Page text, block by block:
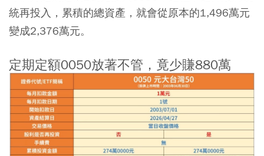
統再投入，累積的總資產，就會從原本的1,496萬元
變成2,376萬元。
定期定額0050放著不管，竟少賺880萬